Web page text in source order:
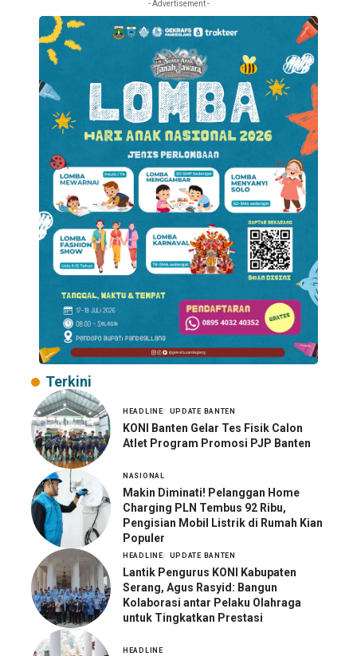
- Advertisement -
Terkini
HEADLINE UPDATE BANTEN
KONI Banten Gelar Tes Fisik Calon
Atlet Program Promosi PJP Banten
NASIONAL
Makin Diminati! Pelanggan Home
Charging PLN Tembus 92 Ribu,
Pengisian Mobil Listrik di Rumah Kian
Populer
HEADLINE UPDATE BANTEN
Lantik Pengurus KONI Kabupaten
Serang, Agus Rasyid: Bangun
Kolaborasi antar Pelaku Olahraga
untuk Tingkatkan Prestasi
HEADLINE